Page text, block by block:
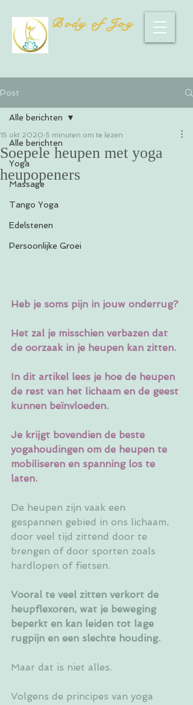
Body of Joy
Post
Alle berichten
Yoga
Massage
Tango Yoga
Edelstenen
Persoonlijke Groei
Alle berichten
Soepele heupen met yoga
heupopeners
15 okt 2020 5 minuten om te lezen
Heb je soms pijn in jouw onderrug?
Het zal je misschien verbazen dat
de oorzaak in je heupen kan zitten.
In dit artikel lees je hoe de heupen
de rest van het lichaam en de geest
kunnen beïnvloeden.
Je krijgt bovendien de beste
yogahoudingen om de heupen te
mobiliseren en spanning los te
laten.
De heupen zijn vaak een
gespannen gebied in ons lichaam,
door veel tijd zittend door te
brengen of door sporten zoals
hardlopen of fietsen.
Vooral te veel zitten verkort de
heupflexoren, wat je beweging
beperkt en kan leiden tot lage
rugpijn en een slechte houding.
Maar dat is niet alles.
Volgens de principes van yoga